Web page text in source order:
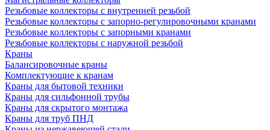
Резьбовые коллекторы с внутренней резьбой
Резьбовые коллекторы с запорно-регулировочными кранами
Резьбовые коллекторы с запорными кранами
Резьбовые коллекторы с наружной резьбой
Краны
Балансировочные краны
Комплектующие к кранам
Краны для бытовой техники
Краны для сильфонной трубы
Краны для скрытого монтажа
Краны для труб ПНД